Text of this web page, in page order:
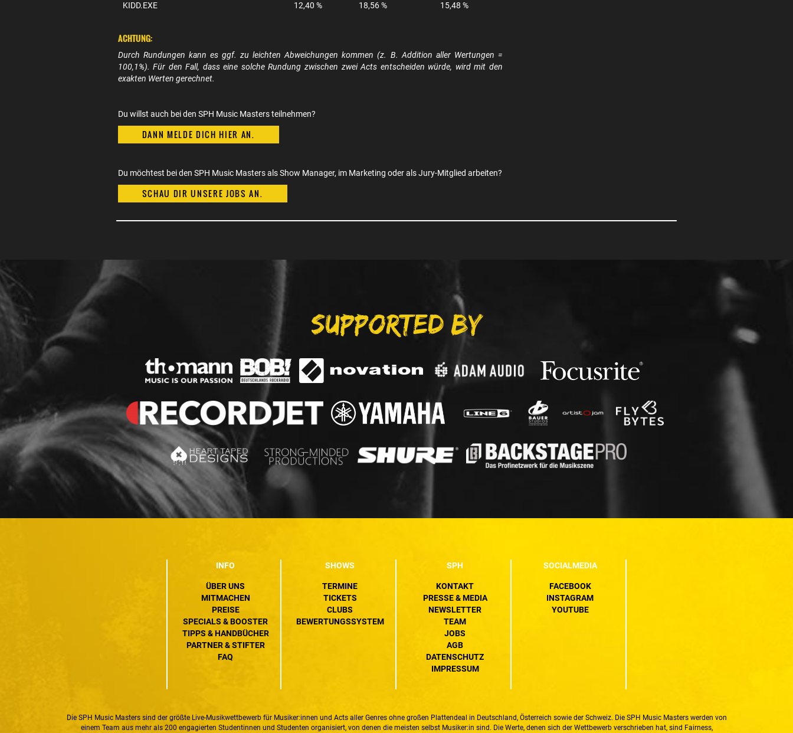
KIDD.EXE 12,40 % 18,56 % 15,48 %
ACHTUNG:
Durch Rundungen kann es ggf. zu leichten Abweichungen kommen (z. B. Addition aller Wertungen =
100,1%). Für den Fall, dass eine solche Rundung zwischen zwei Acts entscheiden würde, wird mit den
exakten Werten gerechnet.
Du willst auch bei den SPH Music Masters teilnehmen?
DANN MELDE DICH HIER AN.
Du möchtest bei den SPH Music Masters als Show Manager, im Marketing oder als Jury-Mitglied arbeiten?
SCHAU DIR UNSERE JOBS AN.
SUPPORTED BY
INFO
ÜBER UNS
MITMACHEN
PREISE
SPECIALS & BOOSTER
TIPPS & HANDBÜCHER
PARTNER & STIFTER
FAQ
SHOWS
TERMINE
TICKETS
CLUBS
BEWERTUNGSSYSTEM
SPH
KONTAKT
PRESSE & MEDIA
NEWSLETTER
TEAM
JOBS
AGB
DATENSCHUTZ
IMPRESSUM
SOCIALMEDIA
FACEBOOK
INSTAGRAM
YOUTUBE
Die SPH Music Masters sind der größte Live-Musikwettbewerb für Musiker:innen und Acts aller Genres ohne großen Plattendeal in Deutschland, Österreich sowie der Schweiz. Die SPH Music Masters werden von
einem Team aus mehr als 200 engagierten Studentinnen und Studenten organisiert, von denen die meisten selbst Musiker:in sind. Die Werte, denen sich der Wettbewerb verschrieben hat, sind Fairness,